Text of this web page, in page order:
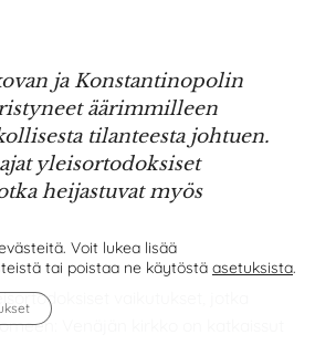
ja Konstantinopolin
äärimmilleen
tilanteesta johtuen.
yleisortodoksiset
heijastuvat myös
vaikutukset, jotka
Venäjän kirkko on katkaissut
Voit lukea lisää
tai poistaa ne käytöstä asetuksista.